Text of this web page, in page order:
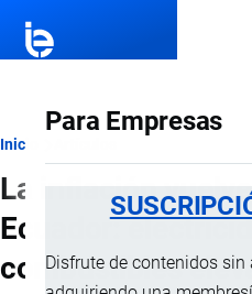
Para Empresas
Disfrute de contenidos
Ruta
de
navegación
Inicio
La inflación vuelve
Ecuador:
combustibles